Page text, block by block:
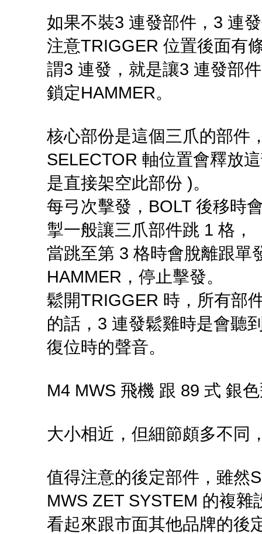
如果不裝3 連發部件，3 連
注意TRIGGER 位置後面有
謂3 連發，就是讓3 連發部
鎖定HAMMER。
核心部份是這個三爪的部件
SELECTOR 軸位置會釋放
是直接架空此部份 )。
每弓次擊發，BOLT 後移時
掣一般讓三爪部件跳 1 格，
當跳至第 3 格時會脫離跟單
HAMMER，停止擊發。
鬆開TRIGGER 時，所有部
的話，3 連發鬆雞時是會聽
復位時的聲音。
M4 MWS 飛機 跟 89 式 銀
大小相近，但細節頗多不同
值得注意的後定部件，雖然
MWS ZET SYSTEM 的複雜
看起來跟市面其他品牌的後